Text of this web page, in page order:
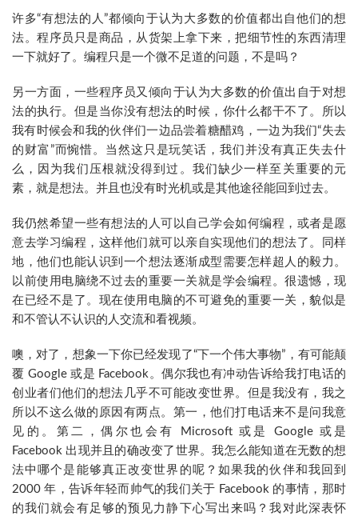
许多“有想法的人”都倾向于认为大多数的价值都出自他们的想
法。程序员只是商品，从货架上拿下来，把细节性的东西清理
一下就好了。编程只是一个微不足道的问题，不是吗？
另一方面，一些程序员又倾向于认为大多数的价值出自于对想
法的执行。但是当你没有想法的时候，你什么都干不了。所以
我有时候会和我的伙伴们一边品尝着糖醋鸡，一边为我们“失去
的财富”而惋惜。当然这只是玩笑话，我们并没有真正失去什
么，因为我们压根就没得到过。我们缺少一样至关重要的元
素，就是想法。并且也没有时光机或是其他途径能回到过去。
我仍然希望一些有想法的人可以自己学会如何编程，或者是愿
意去学习编程，这样他们就可以亲自实现他们的想法了。同样
地，他们也能认识到一个想法逐渐成型需要怎样超人的毅力。
以前使用电脑绕不过去的重要一关就是学会编程。很遗憾，现
在已经不是了。现在使用电脑的不可避免的重要一关，貌似是
和不管认不认识的人交流和看视频。
噢，对了，想象一下你已经发现了“下一个伟大事物”，有可能颠
覆 Google 或是 Facebook。偶尔我也有冲动告诉给我打电话的
创业者们他们的想法几乎不可能改变世界。但是我没有，我之
所以不这么做的原因有两点。第一，他们打电话来不是问我意
见的。第二，偶尔也会有 Microsoft 或是 Google 或是
Facebook 出现并且的确改变了世界。我怎么能知道在无数的想
法中哪个是能够真正改变世界的呢？如果我的伙伴和我回到
2000 年，告诉年轻而帅气的我们关于 Facebook 的事情，那时
的我们就会有足够的预见力静下心写出来吗？我对此深表怀